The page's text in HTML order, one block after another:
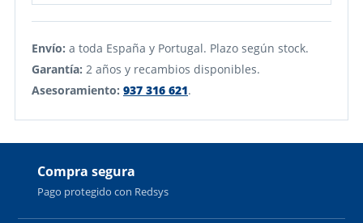
Envío: a toda España y Portugal. Plazo según stock.
Garantía: 2 años y recambios disponibles.
Asesoramiento: 937 316 621.
Compra segura
Pago protegido con Redsys